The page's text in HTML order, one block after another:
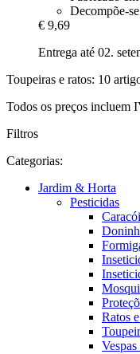
Decompõe-
€ 9,69
Entrega até 02.
Toupeiras e ratos: 10
Todos os preços incluem
Filtros
Categorias:
Jardim & Horta
Pesticidas
Ratos